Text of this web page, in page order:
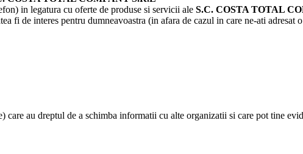
in legatura cu oferte de produse si servicii ale S.C. COSTA TOTAL
fi de interes pentru dumneavoastra (in afara de cazul in care ne-ati adresat
au dreptul de a schimba informatii cu alte organizatii si care pot tine